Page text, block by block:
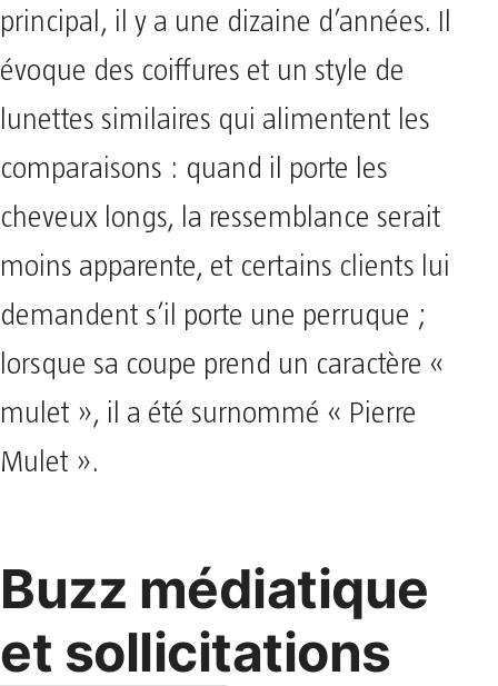
principal, il y a une dizaine d’années. Il
évoque des coiffures et un style de
lunettes similaires qui alimentent les
comparaisons : quand il porte les
cheveux longs, la ressemblance serait
moins apparente, et certains clients lui
demandent s’il porte une perruque ;
lorsque sa coupe prend un caractère «
mulet », il a été surnommé « Pierre
Mulet ».
Buzz médiatique
et sollicitations